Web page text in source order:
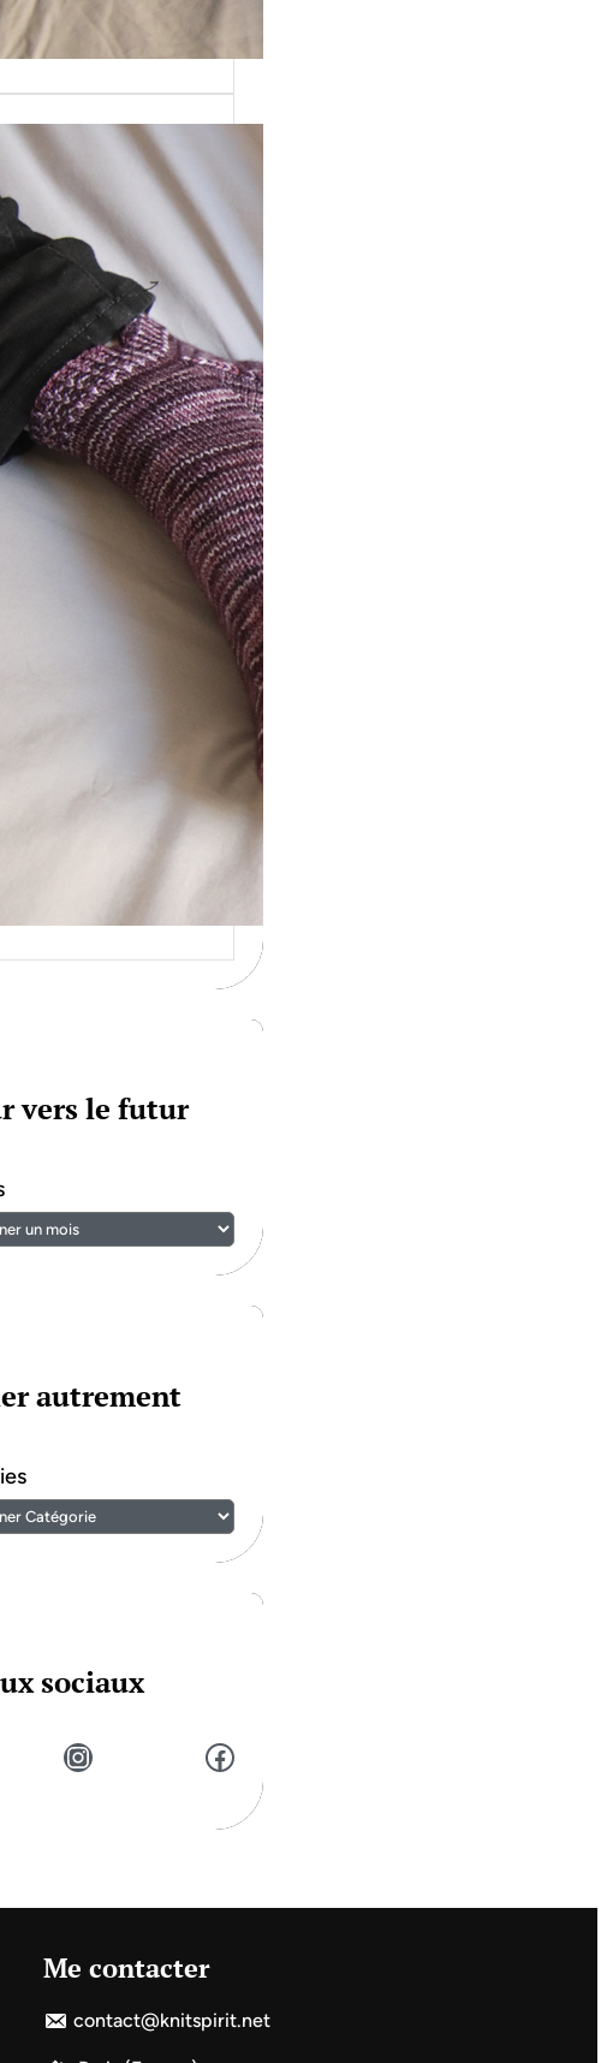
{Tricot} Le défi 2026
: Je tricote mes
socquettes
C’est la 4ème année
j’organise un défi de…
vers le futur
autrement
sociaux
Instagram Facebook
Me contacter
contact@knitspirit.net